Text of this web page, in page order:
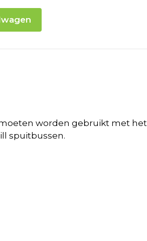
is:
worden gebruikt met
spuitbussen.